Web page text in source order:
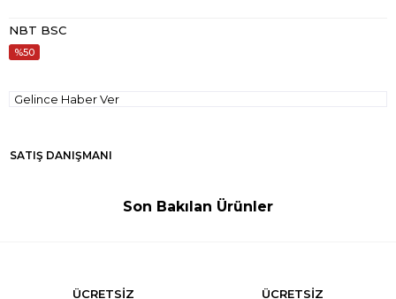
NBT BSC
50
Gelince Haber Ver
SATIŞ DANIŞMANI
Son Bakılan Ürünler
ÜCRETSİZ
ÜCRETSİZ